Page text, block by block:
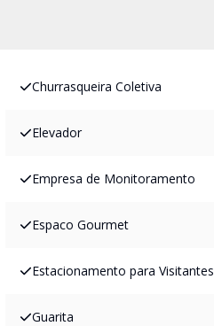
Churrasqueira Coletiva
Elevador
Empresa de Monitoramento
Espaco Gourmet
Estacionamento para Visitantes
Guarita